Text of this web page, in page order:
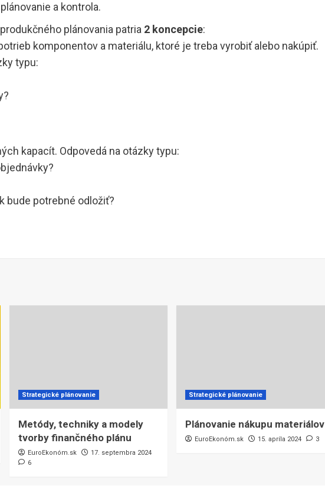
a kontrola.
plánovania patria 2 koncepcie:
komponentov a materiálu, ktoré je treba vyrobiť alebo nakúpiť.
typu:
kapacít. Odpovedá na otázky typu:
bude potrebné odložiť?
Strategické plánovanie
Metódy, techniky a modely
tvorby finančného plánu
EuroEkonóm.sk
17. septembra 2024
6
Strategické plánovanie
Plánovanie nákupu materiálov
EuroEkonóm.sk 15. apríla 2024 3